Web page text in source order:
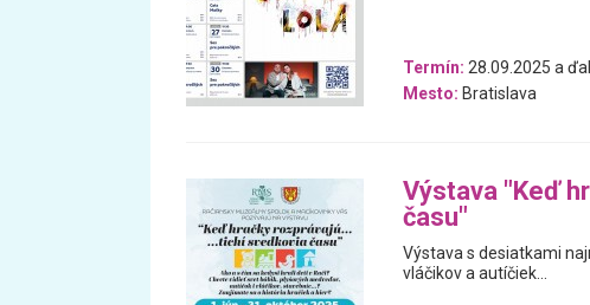
Termín: 28.09.2025 a
Mesto: Bratislava
Výstava "Keď
času"
Výstava s desiatkami
vláčikov a autíčiek...